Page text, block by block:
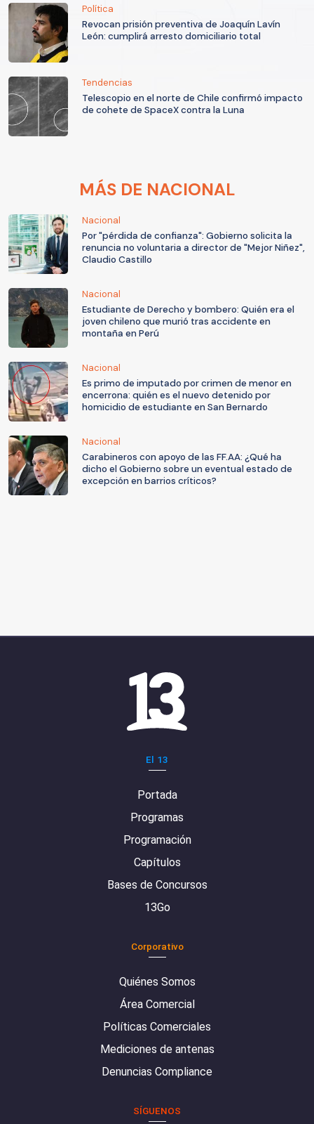
Política
Revocan prisión preventiva de Joaquín Lavín
León: cumplirá arresto domiciliario total
Tendencias
Telescopio en el norte de Chile confirmó impacto
de cohete de SpaceX contra la Luna
MÁS DE NACIONAL
Nacional
Por "pérdida de confianza": Gobierno solicita la
renuncia no voluntaria a director de "Mejor Niñez",
Claudio Castillo
Nacional
Estudiante de Derecho y bombero: Quién era el
joven chileno que murió tras accidente en
montaña en Perú
Nacional
Es primo de imputado por crimen de menor en
encerrona: quién es el nuevo detenido por
homicidio de estudiante en San Bernardo
Nacional
Carabineros con apoyo de las FF.AA: ¿Qué ha
dicho el Gobierno sobre un eventual estado de
excepción en barrios críticos?
El 13
Portada
Programas
Programación
Capítulos
Bases de Concursos
13Go
Corporativo
Quiénes Somos
Área Comercial
Políticas Comerciales
Mediciones de antenas
Denuncias Compliance
SÍGUENOS